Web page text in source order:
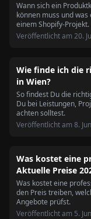
Wann sich ein
können muss und
einem Shopify-Projekt.
Veröffentlicht am20.
Wie finde ich die
in Wien?
So findest Du die
Du bei Leistungen,
achten solltest.
Veröffentlicht am8.
Was kostet eine
Aktuelle Preise
Was kostet eine
den Preis treiben,
Angebote prüfst.
Veröffentlicht am 5.